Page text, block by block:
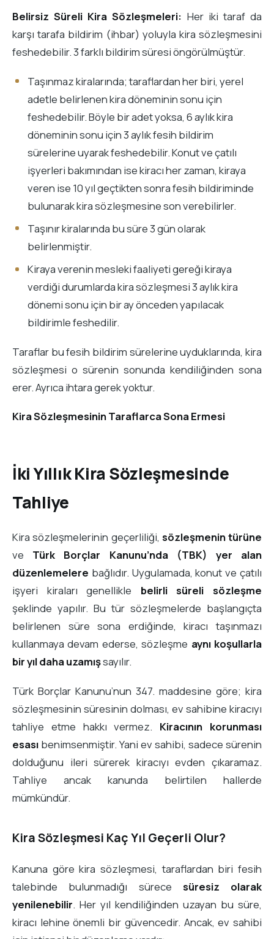
Belirsiz Süreli Kira Sözleşmeleri: Her iki taraf da
karşı tarafa bildirim (ihbar) yoluyla kira sözleşmesini
feshedebilir. 3 farklı bildirim süresi öngörülmüştür.
Taşınmaz kiralarında; taraflardan her biri, yerel
adetle belirlenen kira döneminin sonu için
feshedebilir. Böyle bir adet yoksa, 6 aylık kira
döneminin sonu için 3 aylık fesih bildirim
sürelerine uyarak feshedebilir. Konut ve çatılı
işyerleri bakımından ise kiracı her zaman, kiraya
veren ise 10 yıl geçtikten sonra fesih bildiriminde
bulunarak kira sözleşmesine son verebilirler.
Taşınır kiralarında bu süre 3 gün olarak
belirlenmiştir.
Kiraya verenin mesleki faaliyeti gereği kiraya
verdiği durumlarda kira sözleşmesi 3 aylık kira
dönemi sonu için bir ay önceden yapılacak
bildirimle feshedilir.
Taraflar bu fesih bildirim sürelerine uyduklarında, kira
sözleşmesi o sürenin sonunda kendiliğinden sona
erer. Ayrıca ihtara gerek yoktur.
Kira Sözleşmesinin Taraflarca Sona Ermesi
İki Yıllık Kira Sözleşmesinde
Tahliye
Kira sözleşmelerinin geçerliliği, sözleşmenin türüne
ve Türk Borçlar Kanunu’nda (TBK) yer alan
düzenlemelere bağlıdır. Uygulamada, konut ve çatılı
işyeri kiraları genellikle belirli süreli sözleşme
şeklinde yapılır. Bu tür sözleşmelerde başlangıçta
belirlenen süre sona erdiğinde, kiracı taşınmazı
kullanmaya devam ederse, sözleşme aynı koşullarla
bir yıl daha uzamışsayılır.
Türk Borçlar Kanunu’nun 347. maddesine göre; kira
sözleşmesinin süresinin dolması, ev sahibine kiracıyı
tahliye etme hakkı vermez. Kiracının korunması
esası benimsenmiştir. Yani ev sahibi, sadece sürenin
dolduğunu ileri sürerek kiracıyı evden çıkaramaz.
Tahliye ancak kanunda belirtilen hallerde
mümkündür.
Kira Sözleşmesi Kaç Yıl Geçerli Olur?
Kanuna göre kira sözleşmesi, taraflardan biri fesih
talebinde bulunmadığı sürece süresiz olarak
yenilenebilir. Her yıl kendiliğinden uzayan bu süre,
kiracı lehine önemli bir güvencedir. Ancak, ev sahibi